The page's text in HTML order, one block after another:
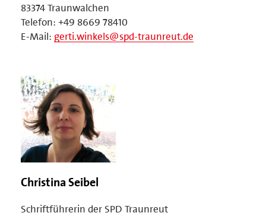
83374 Traunwalchen
Telefon: +49 8669 78410
E-Mail: gerti.winkels@spd-traunreut.de
Christina Seibel
Schriftführerin der SPD Traunreut